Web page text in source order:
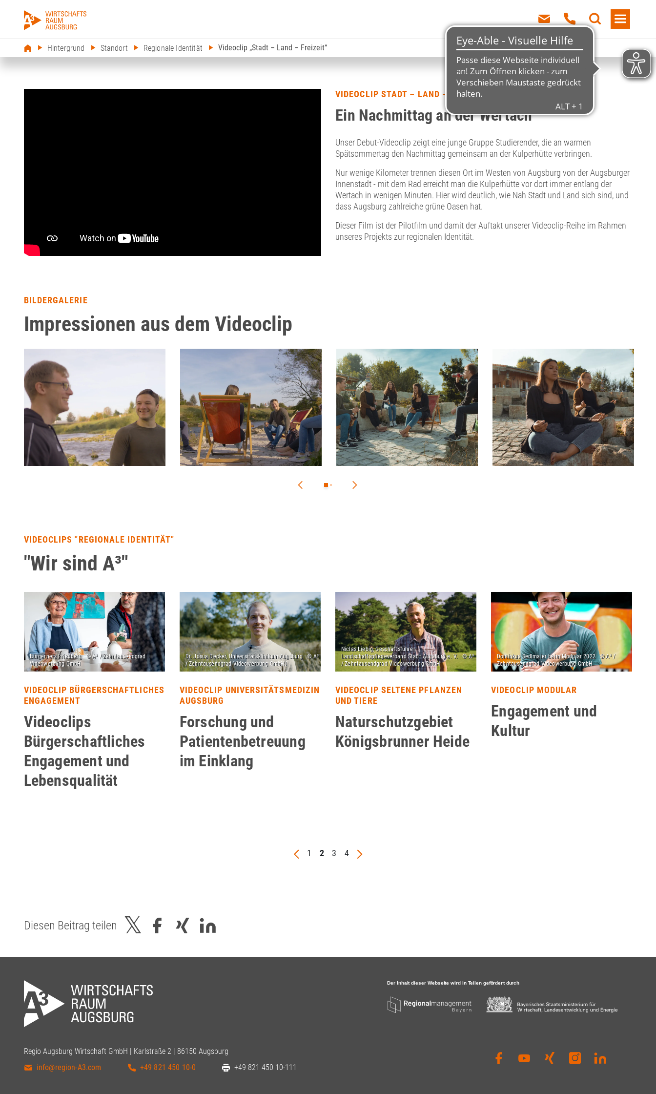
Hintergrund Standort Regionale Identität Videoclip „Stadt – Land – Freizeit“
VIDEOCLIP STADT – LAND – FREIZEIT
Ein Nachmittag an der Wertach
Unser Debut-Videoclip zeigt eine junge Gruppe Studierender, die an warmen
Spätsommertag den Nachmittag gemeinsam an der Kulperhütte verbringen.
Nur wenige Kilometer trennen diesen Ort im Westen von Augsburg von der Augsburger
Innenstadt - mit dem Rad erreicht man die Kulperhütte vor dort immer entlang der
Wertach in wenigen Minuten. Hier wird deutlich, wie Nah Stadt und Land sich sind, und
dass Augsburg zahlreiche grüne Oasen hat.
Dieser Film ist der Pilotfilm und damit der Auftakt unserer Videoclip-Reihe im Rahmen
unseres Projekts zur regionalen Identität.
BILDERGALERIE
Impressionen aus dem Videoclip
VIDEOCLIPS "REGIONALE IDENTITÄT"
"Wir sind A³"
VIDEOCLIP BÜRGERSCHAFTLICHES
ENGAGEMENT
Videoclips
Bürgerschaftliches
Engagement und
Lebensqualität
VIDEOCLIP UNIVERSITÄTSMEDIZIN
AUGSBURG
Forschung und
Patientenbetreuung
im Einklang
VIDEOCLIP SELTENE PFLANZEN
UND TIERE
Naturschutzgebiet
Königsbrunner Heide
VIDEOCLIP MODULAR
Engagement und
Kultur
1 2 3 4
Diesen Beitrag teilen
Regio Augsburg Wirtschaft GmbH | Karlstraße 2 | 86150 Augsburg
info@region-A3.com
+49 821 450 10-0 +49 821 450 10-111